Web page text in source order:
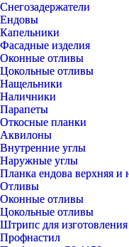
Снегозадержатели
Ендовы
Капельники
Фасадные изделия
Оконные отливы
Цокольные отливы
Нащельники
Наличники
Парапеты
Откосные планки
Аквилоны
Внутренние углы
Наружные углы
Планка ендова верхняя и
Отливы
Оконные отливы
Цокольные отливы
Штрипс для
Профнастил